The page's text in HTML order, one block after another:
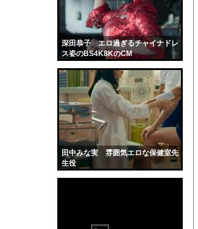
深田恭子 エロ過ぎるチャイナドレ
ス姿のBS4K8KのCM
田中みな実 雰囲気エロな保健室先
生役